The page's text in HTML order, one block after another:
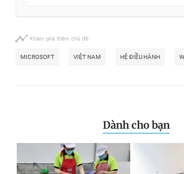
Khám phá thêm chủ đề
MICROSOFT VIỆT NAM HỆ ĐIỀU HÀNH